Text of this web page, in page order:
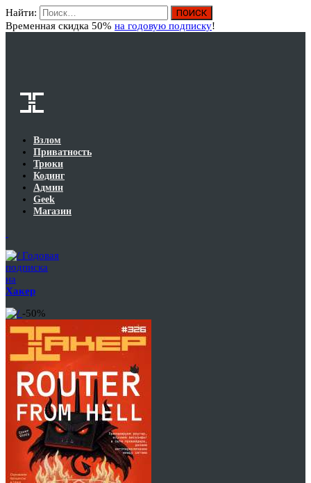
Найти:
Временная скидка 50% на годовую подписку!
Взлом
Приватность
Трюки
Кодинг
Админ
Geek
Магазин
Годовая
подписка
на
Хакер
-50%